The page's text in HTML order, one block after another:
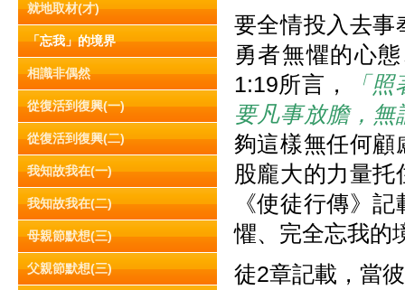
就地取材(才)
「忘我」的境界
相識非偶然
從復活到復興(一)
從復活到復興(二)
我知故我在(一)
我知故我在(二)
母親節默想(三)
父親節默想(三)
要全情投入去事
勇者無懼的心
1:19所言，
「
要凡事放膽，
夠這樣無任何顧
股龐大的力量
《使徒行傳》
懼、完全忘我的
徒2章記載，當